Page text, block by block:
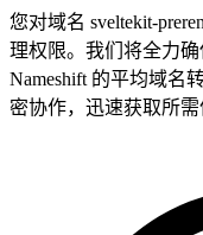
您对域名 sveltekit-
理权限。我们将全力确
Nameshift 的平均域名
密协作，迅速获取所